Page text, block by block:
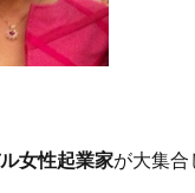
女性起業家が大集合